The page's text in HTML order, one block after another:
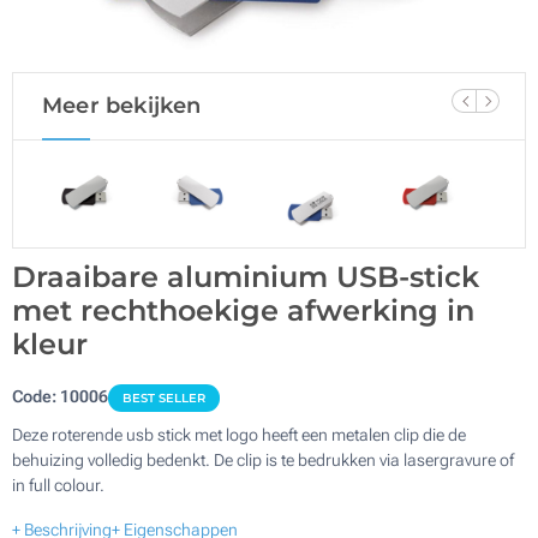
Meer bekijken
Draaibare aluminium USB-stick
met rechthoekige afwerking in
kleur
Code: 10006 BEST SELLER
Deze roterende usb stick met logo heeft een metalen clip die de
behuizing volledig bedenkt. De clip is te bedrukken via lasergravure of
in full colour.
+ Beschrijving+ Eigenschappen